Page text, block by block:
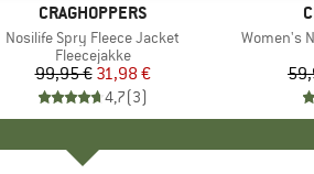
MÆRKE
CRAGHOPPERS
Artikel
Nosilife Spry Fleece Jacket
Produktgruppe
Fleecejakke
Pris
99,95 €Nedsat pris
31,98 €
4,7(3)
Artikel
Women's